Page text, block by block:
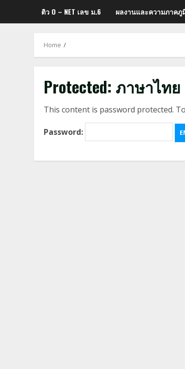
ติว O – NET เลข ม.6 ผลงานและความภาคภู
Home
Protected: ภาษาไทย
This content is password protected.
Password: